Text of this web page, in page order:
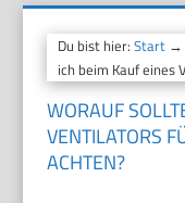
Du bist hier:Start →
ich beim Kauf
WORAUF
VENTILATORS
ACHTEN?